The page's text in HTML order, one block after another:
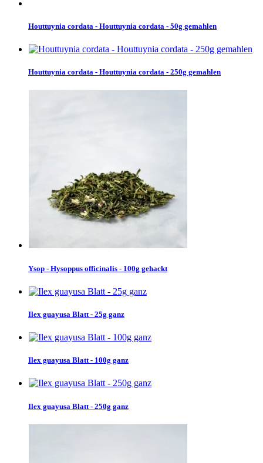
Houttuynia cordata - Houttuynia cordata - 50g gemahlen
Houttuynia cordata - Houttuynia cordata - 250g gemahlen
Ysop - Hysoppus officinalis - 100g gehackt
Ilex guayusa Blatt - 25g ganz
Ilex guayusa Blatt - 100g ganz
Ilex guayusa Blatt - 250g ganz